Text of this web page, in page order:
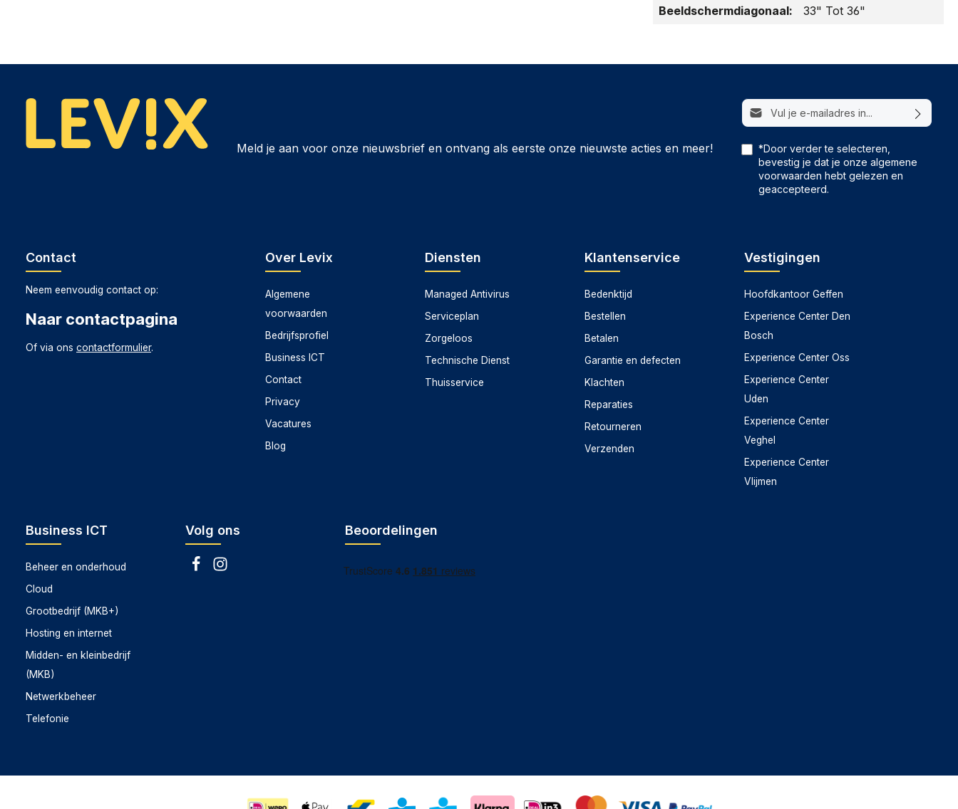
Beeldschermdiagonaal:
33" Tot 36"
Meld je aan voor onze nieuwsbrief en ontvang als eerste onze nieuwste acties en meer!
E-mailadres*
*Door verder te selecteren,
bevestig je dat je onzealgemene
voorwaarden hebt gelezen en
geaccepteerd.
Volg ons
Contact
Neem eenvoudig contact op:
Naar contactpagina
Of via ons contactformulier.
Over Levix
Algemene
voorwaarden
Bedrijfsprofiel
Business ICT
Contact
Privacy
Vacatures
Blog
Diensten
Managed Antivirus
Serviceplan
Zorgeloos
Technische Dienst
Thuisservice
Klantenservice
Bedenktijd
Bestellen
Betalen
Garantie en defecten
Klachten
Reparaties
Retourneren
Verzenden
Vestigingen
Hoofdkantoor Geffen
Experience Center Den
Bosch
Experience Center Oss
Experience Center
Uden
Experience Center
Veghel
Experience Center
Vlijmen
Business ICT
Beheer en onderhoud
Cloud
Grootbedrijf (MKB+)
Hosting en internet
Midden- en kleinbedrijf
(MKB)
Netwerkbeheer
Telefonie
Beoordelingen